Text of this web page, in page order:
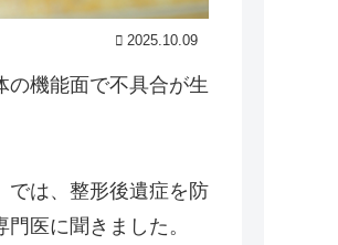
2025.10.09
の機能面で不具合が生
では、整形後遺症を防
医に聞きました。